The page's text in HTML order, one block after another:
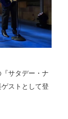
サタデー・ナ
ストとして登